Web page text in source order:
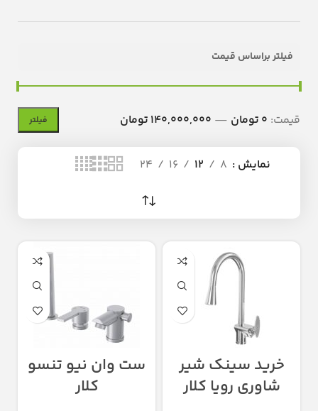
فیلتر براساس قیمت
فیلتر قیمت: 0 تومان — 140,000,000 تومان
نمایش 8
12
16
24
خرید سینک شیر
شاوری رویا کلار
ست وان نیو تنسو
کلار